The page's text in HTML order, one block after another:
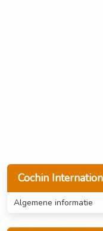
Cochin
Algemene informatie